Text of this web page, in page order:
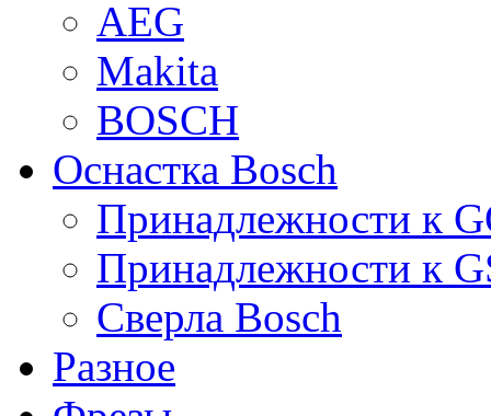
AEG
Makita
BOSCH
Оснастка Bosch
Принадлежности к
Принадлежности к
Сверла Bosch
Разное